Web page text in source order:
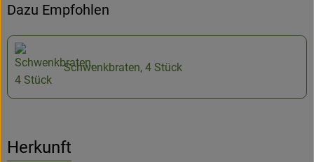
Dazu Empfohlen
Schwenkbraten, 4 Stück
Herkunft